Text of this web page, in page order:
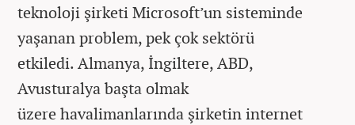
teknoloji şirketi Microsoft’un sisteminde
yaşanan problem, pek çok sektörü
etkiledi. Almanya, İngiltere, ABD,
Avusturalya başta olmak
üzere havalimanlarında şirketin internet